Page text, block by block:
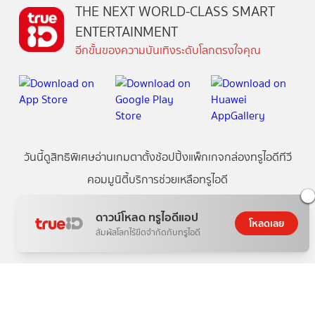
ดาวน์โหลด ทรูไอดีแอป
สัมผัสโลกไร้ขีดจำกัดกับทรูไอดี
โหลดเลย
THE NEXT WORLD-CLASS SMART
ENTERTAINMENT
อีกขั้นของความบันเทิงระดับโลกตรงใจคุณ
วันนี้ดูสิทธิพิเศษอ่านเกมตาตั้งช้อปปิ้งแพ็กเกจกล่องทรูไอดีทีวี
คอมมูนิตี้บริการช่วยเหลือทรูไอดี
เกี่ยวกับทรูไอดี ข้อกำหนดและเงื่อนไข
นโยบายความเป็นส่วนตัว